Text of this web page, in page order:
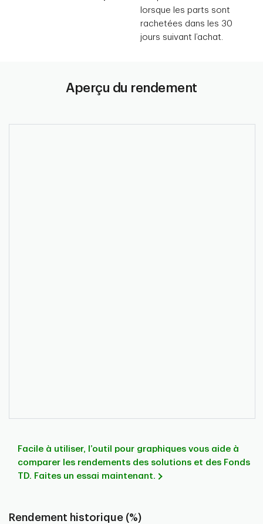
lorsque les parts sont
rachetées dans les 30
jours suivant l’achat.
Aperçu du rendement
Facile à utiliser, l’outil pour graphiques vous aide à
comparer les rendements des solutions et des Fonds
TD. Faites un essai maintenant.
Rendement historique (%)